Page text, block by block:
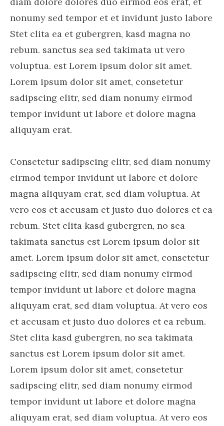
nonumy sed tempor et et invidunt justo labore
Stet clita ea et gubergren, kasd magna no
rebum. sanctus sea sed takimata ut vero
voluptua. est Lorem ipsum dolor sit amet.
Lorem ipsum dolor sit amet, consetetur
sadipscing elitr, sed diam nonumy eirmod
tempor invidunt ut labore et dolore magna
aliquyam erat.
Consetetur sadipscing elitr, sed diam nonumy
eirmod tempor invidunt ut labore et dolore
magna aliquyam erat, sed diam voluptua. At
vero eos et accusam et justo duo dolores et ea
rebum. Stet clita kasd gubergren, no sea
takimata sanctus est Lorem ipsum dolor sit
amet. Lorem ipsum dolor sit amet, consetetur
sadipscing elitr, sed diam nonumy eirmod
tempor invidunt ut labore et dolore magna
aliquyam erat, sed diam voluptua. At vero eos
et accusam et justo duo dolores et ea rebum.
Stet clita kasd gubergren, no sea takimata
sanctus est Lorem ipsum dolor sit amet.
Lorem ipsum dolor sit amet, consetetur
sadipscing elitr, sed diam nonumy eirmod
tempor invidunt ut labore et dolore magna
aliquyam erat, sed diam voluptua. At vero eos